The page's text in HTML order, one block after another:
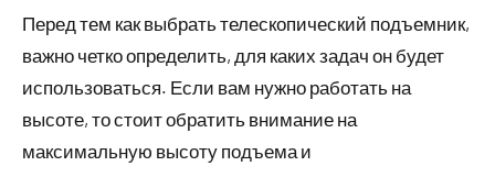
Перед тем как выбрать телескопический подъемник,
важно четко определить, для каких задач он будет
использоваться. Если вам нужно работать на
высоте, то стоит обратить внимание на
максимальную высоту подъема и